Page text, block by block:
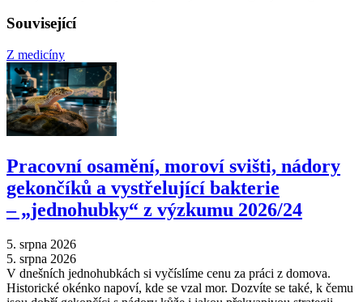
Související
Z medicíny
Pracovní osamění, moroví svišti, nádory
gekončíků a vystřelující bakterie
–⁠ „jednohubky“ z výzkumu 2026/24
5. srpna 2026
5. srpna 2026
V dnešních jednohubkách si vyčíslíme cenu za práci z domova.
Historické okénko napoví, kde se vzal mor. Dozvíte se také, k čemu